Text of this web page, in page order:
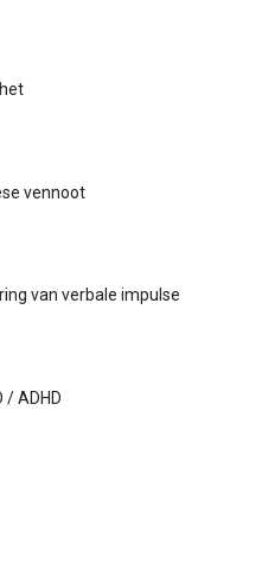
vennoot
van verbale impulse
/ ADHD